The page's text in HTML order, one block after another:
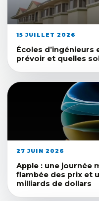
15 JUILLET 2026
Écoles d’ingénieurs
prévoir et quelles
27 JUIN 2026
Apple : une journée
flambée des prix et
milliards de dollars